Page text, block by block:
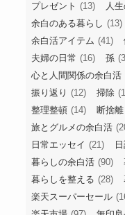
プレゼント (13) 人
余白のある暮らし (13)
余白活アイテム (41)
夫婦の日常 (16) 孫
心と人間関係の余白活
振り返り (12) 掃除
整理整頓 (14) 断捨離
旅とグルメの余白活
日常エッセイ (21)
暮らしの余白活 (90)
暮らしを整える (28)
楽天スーパーセール